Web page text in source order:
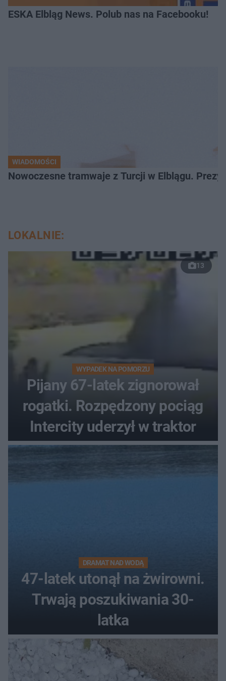
ESKA Elbląg News. Polub nas na Facebooku!
WIADOMOŚCI
Nowoczesne tramwaje z Turcji w Elblągu.
LOKALNIE:
13
WYPADEK NA POMORZU
Pijany 67-latek zignorował
rogatki. Rozpędzony pociąg
Intercity uderzył w traktor
DRAMAT NAD WODĄ
47-latek utonął na żwirowni.
Trwają poszukiwania 30-
latka